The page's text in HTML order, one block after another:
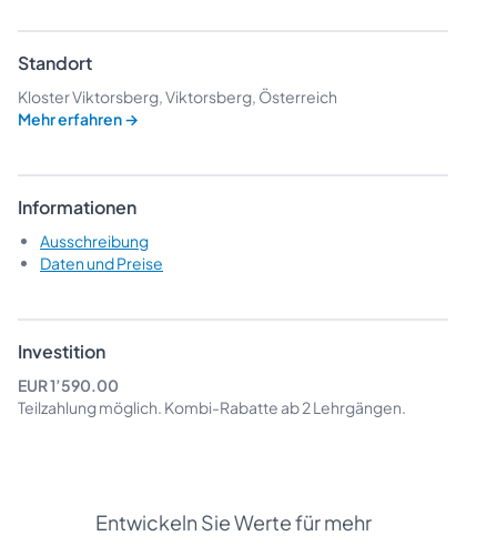
Standort
Kloster Viktorsberg, Viktorsberg, Österreich
Mehr erfahren→
Informationen
Ausschreibung
Daten und Preise
Investition
EUR 1’590.00
Teilzahlung möglich. Kombi-Rabatte ab 2 Lehrgängen.
Entwickeln Sie Werte für mehr